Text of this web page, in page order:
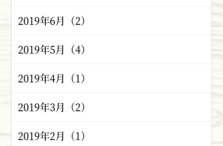
2019年6月（2）
2019年5月（4）
2019年4月（1）
2019年3月（2）
2019年2月（1）